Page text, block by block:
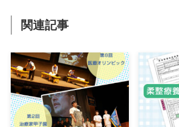
関連記事